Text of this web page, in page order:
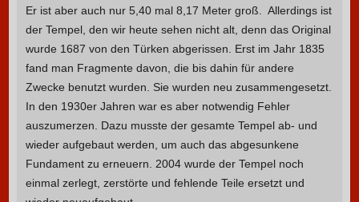
Er ist aber auch nur 5,40 mal 8,17 Meter groß. Allerdings ist
der Tempel, den wir heute sehen nicht alt, denn das Original
wurde 1687 von den Türken abgerissen. Erst im Jahr 1835
fand man Fragmente davon, die bis dahin für andere
Zwecke benutzt wurden. Sie wurden neu zusammengesetzt.
In den 1930er Jahren war es aber notwendig Fehler
auszumerzen. Dazu musste der gesamte Tempel ab- und
wieder aufgebaut werden, um auch das abgesunkene
Fundament zu erneuern. 2004 wurde der Tempel noch
einmal zerlegt, zerstörte und fehlende Teile ersetzt und